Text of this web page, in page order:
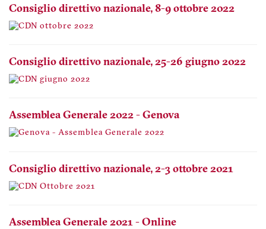
Consiglio direttivo nazionale, 8-9 ottobre 2022
Consiglio direttivo nazionale, 25-26 giugno 2022
Assemblea Generale 2022 - Genova
Consiglio direttivo nazionale, 2-3 ottobre 2021
Assemblea Generale 2021 - Online